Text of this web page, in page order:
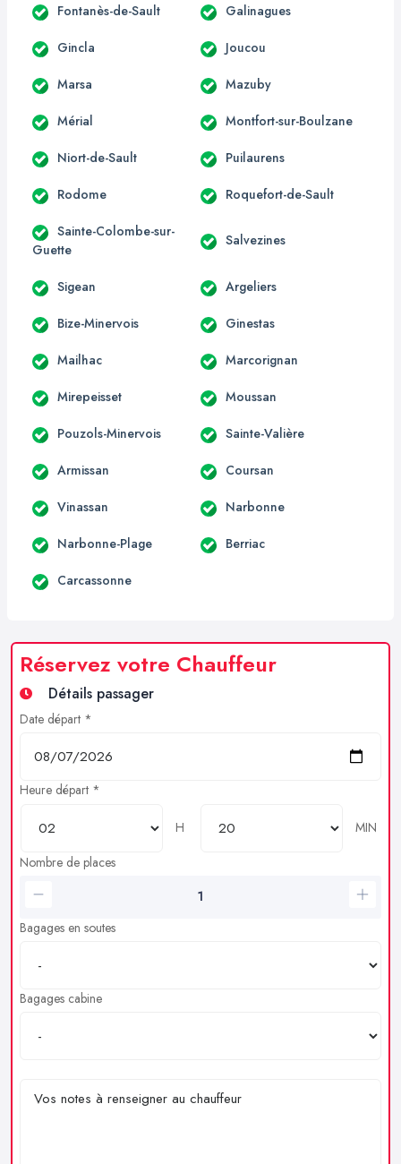
Fontanès-de-Sault Galinagues
Gincla Joucou
Marsa Mazuby
Mérial Montfort-sur-Boulzane
Niort-de-Sault Puilaurens
Rodome Roquefort-de-Sault
Sainte-Colombe-sur-
Guette
Salvezines
Sigean Argeliers
Bize-Minervois Ginestas
Mailhac Marcorignan
Mirepeisset Moussan
Pouzols-Minervois Sainte-Valière
Armissan Coursan
Vinassan Narbonne
Narbonne-Plage Berriac
Carcassonne
Réservez votre Chauffeur
Détails passager
Date départ *
Heure départ *
H
MIN
Nombre de places
Bagages en soutes
Bagages cabine